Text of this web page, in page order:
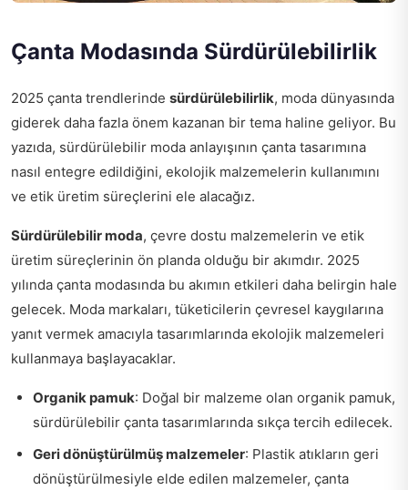
Çanta Modasında Sürdürülebilirlik
2025 çanta trendlerinde sürdürülebilirlik, moda dünyasında
giderek daha fazla önem kazanan bir tema haline geliyor. Bu
yazıda, sürdürülebilir moda anlayışının çanta tasarımına
nasıl entegre edildiğini, ekolojik malzemelerin kullanımını
ve etik üretim süreçlerini ele alacağız.
Sürdürülebilir moda, çevre dostu malzemelerin ve etik
üretim süreçlerinin ön planda olduğu bir akımdır. 2025
yılında çanta modasında bu akımın etkileri daha belirgin hale
gelecek. Moda markaları, tüketicilerin çevresel kaygılarına
yanıt vermek amacıyla tasarımlarında ekolojik malzemeleri
kullanmaya başlayacaklar.
Organik pamuk: Doğal bir malzeme olan organik pamuk,
sürdürülebilir çanta tasarımlarında sıkça tercih edilecek.
Geri dönüştürülmüş malzemeler: Plastik atıkların geri
dönüştürülmesiyle elde edilen malzemeler, çanta